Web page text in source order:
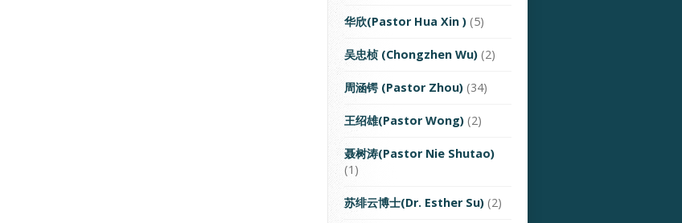
华欣(Pastor Hua Xin ) (5)
吴忠桢 (Chongzhen Wu) (2)
周涵锷 (Pastor Zhou) (34)
王绍雄(Pastor Wong) (2)
聂树涛(Pastor Nie Shutao)
(1)
苏绯云博士(Dr. Esther Su) (2)